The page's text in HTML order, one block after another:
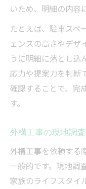
いため、明細の内容
たとえば、駐車スペ
ェンスの高さやデザ
うに明細に落とし込
応力や提案力を判断
確認することで、完
す。
外構工事の現地調
外構工事を依頼する
一般的です。現地調
家族のライフスタイ